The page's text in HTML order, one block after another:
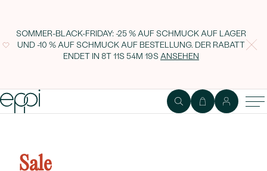
SOMMER-BLACK-FRIDAY: -25 % AUF SCHMUCK AUF LAGER
UND -10 % AUF SCHMUCK AUF BESTELLUNG. DER RABATT
ENDET IN 8T 11S 54M 18S ANSEHEN
Sale
zertifiziertem Diamant Rabby